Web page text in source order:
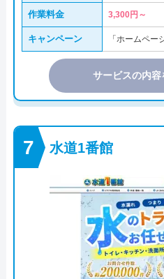
作業料金 3,300円～
キャンペーン 「ホームペー
サービスの内容
水道1番館